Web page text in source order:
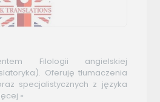
Filologii angielskiej
Oferuję tłumaczenia
specjalistycznych z języka
»